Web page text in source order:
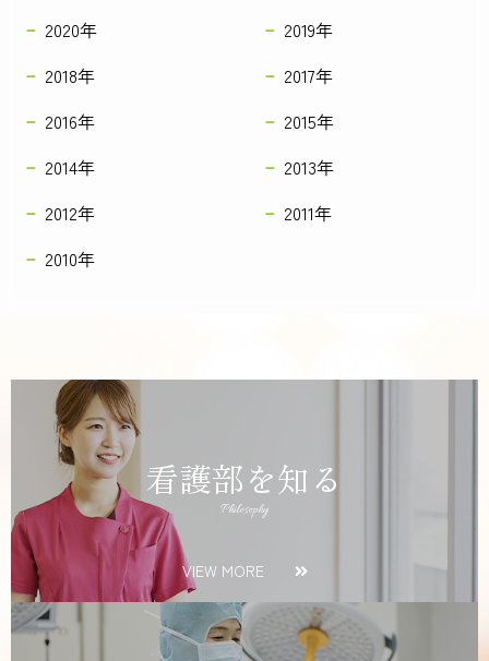
2020年
2019年
2018年
2017年
2016年
2015年
2014年
2013年
2012年
2011年
2010年
看護部を知る
Philosophy
VIEW MORE